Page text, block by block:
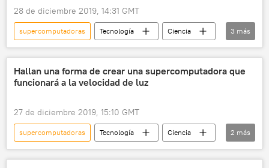
28 de diciembre 2019, 14:31 GMT
supercomputadoras Tecnología
Ciencia
Lego
criogenia noticias
3 más
Hallan una forma de crear una supercomputadora que
funcionará a la velocidad de luz
27 de diciembre 2019, 15:10 GMT
supercomputadoras Tecnología
Ciencia
velocidad de la luz
noticias
2 más